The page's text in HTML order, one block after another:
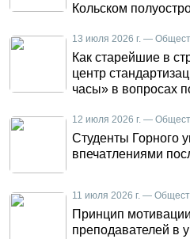
Кольском
13 июля 2026 г. —
Как старейшие в
центр
часы» в вопросах
12 июля 2026 г. —
Студенты Горного
впечатлениями
11 июля 2026 г. —
Принцип
преподавателей в